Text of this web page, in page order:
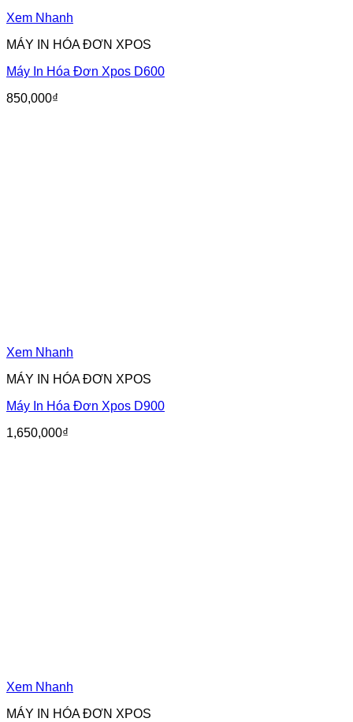
Xem Nhanh
MÁY IN HÓA ĐƠN XPOS
Máy In Hóa Đơn Xpos D600
850,000₫
Xem Nhanh
MÁY IN HÓA ĐƠN XPOS
Máy In Hóa Đơn Xpos D900
1,650,000₫
Xem Nhanh
MÁY IN HÓA ĐƠN XPOS